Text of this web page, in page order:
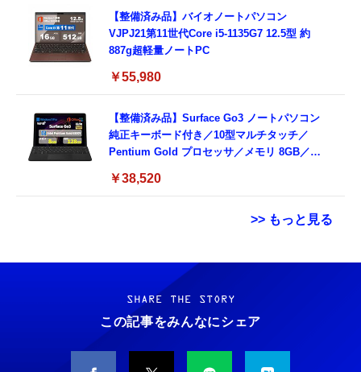
【整備済み品】バイオノートパソコン
VJPJ21第11世代Core i5-1135G7 12.5型 約
887g超軽量ノートPC
￥55,980
【整備済み品】Surface Go3 ノートパソコン
純正キーボード付き／10型マルチタッチ／
Pentium Gold プロセッサ／メモリ 8GB／
Bluetooth5.0／USB-C／1080p顔認証カメラ
￥38,520
>> もっと見る
Grithope イヤホン タイプC【2026新モデル
耐久性】 有線イヤホン マイク付き HiFi音質
ノイズ低減 重低音 遅延なし
￥949
タイプc 寝ホンイヤホン 寝ホン type-c 有線
霊界コミュニケーションロボット BAKETAN
WARASHI ばけたん ワラシ 改 KAI
￥5,400
SHARE THE STORY
この記事をみんなにシェア